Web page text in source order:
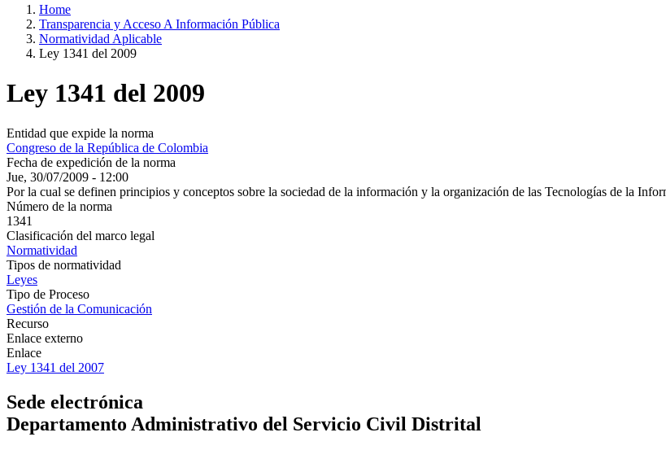
Home
Transparencia y Acceso A Información Pública
Normatividad Aplicable
Ley 1341 del 2009
Ley 1341 del 2009
Entidad que expide la norma
Congreso de la República de Colombia
Fecha de expedición de la norma
Jue, 30/07/2009 - 12:00
Por la cual se definen principios y conceptos sobre la sociedad de la información y la organización de las Tecnologías de la
Número de la norma
1341
Clasificación del marco legal
Normatividad
Tipos de normatividad
Leyes
Tipo de Proceso
Gestión de la Comunicación
Recurso
Enlace externo
Enlace
Ley 1341 del 2007
Sede electrónica
Departamento Administrativo del Servicio Civil Distrital